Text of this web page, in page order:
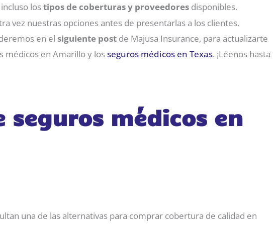
lostipos de coberturas y proveedores disponibles.
vez nuestras opciones antes de presentarlas a los clientes.
en el siguiente post de Majusa Insurance, para actualizarte
médicos en Amarillo y losseguros médicos en Texas. ¡Léenos hasta
seguros médicos en
una de las alternativas para comprar cobertura de calidad en